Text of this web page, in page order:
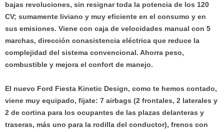
bajas revoluciones, sin resignar toda la potencia de los 120
CV; sumamente liviano y muy eficiente en el consumo y en
sus emisiones. Viene con caja de velocidades manual con 5
marchas, dirección conasistencia eléctrica que reduce la
complejidad del sistema convencional. Ahorra peso,
combustible y mejora el confort de manejo.
El nuevo Ford Fiesta Kinetic Design, como te hemos contado,
viene muy equipado, fijate: 7 airbags (2 frontales, 2 laterales y
2 de cortina para los ocupantes de las plazas delanteras y
traseras, más uno para la rodilla del conductor), frenos con